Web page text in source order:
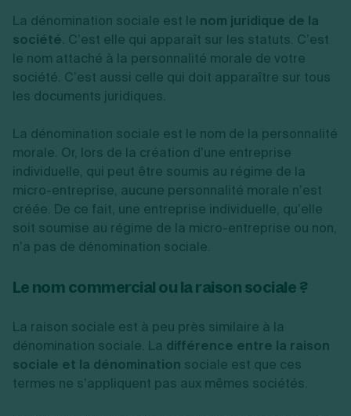
La dénomination sociale est le nom juridique de la
société. C’est elle qui apparaît sur les statuts. C’est
le nom attaché à la personnalité morale de votre
société. C’est aussi celle qui doit apparaître sur tous
les documents juridiques.
La dénomination sociale est le nom de la personnalité
morale. Or, lors de la création d’une entreprise
individuelle, qui peut être soumis au régime de la
micro-entreprise, aucune personnalité morale n’est
créée. De ce fait, une entreprise individuelle, qu’elle
soit soumise au régime de la micro-entreprise ou non,
n’a pas de dénomination sociale.
Le nom commercial ou la raison sociale ?
La raison sociale est à peu près similaire à la
dénomination sociale. La différence entre la raison
sociale et la dénomination sociale est que ces
termes ne s’appliquent pas aux mêmes sociétés.